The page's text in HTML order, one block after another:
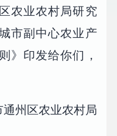
农业农村局研究
市副中心农业产
》印发给你们，
通州区农业农村局